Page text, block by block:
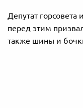
Депутат
перед этим
также шины и